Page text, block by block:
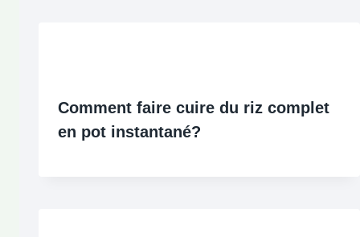
Comment faire cuire du riz complet
en pot instantané?